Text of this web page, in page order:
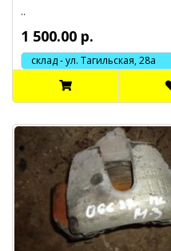
..
1 500.00 р.
склад - ул. Тагильская, 28а